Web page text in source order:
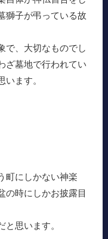
獅子が弔っている故
で、大切なものでし
ざ墓地で行われてい
ます。
町にしかない神楽
の時にしかお披露目
思います。